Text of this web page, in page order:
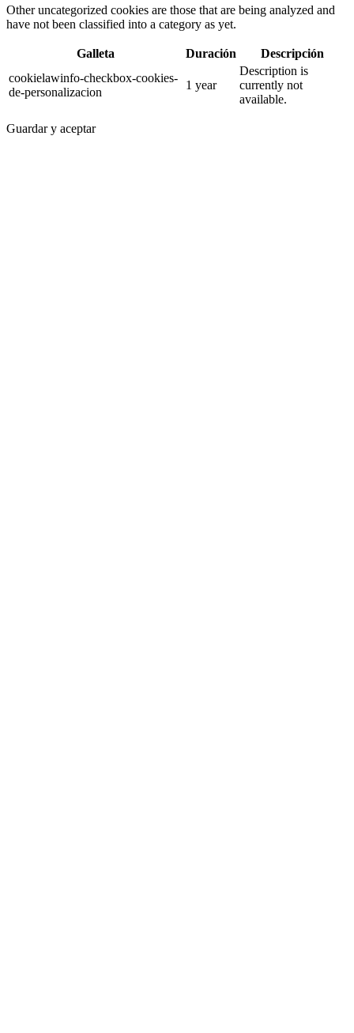
Other uncategorized cookies are those that are being analyzed and
have not been classified into a category as yet.
Galleta Duración
Descripción
cookielawinfo-checkbox-cookies-
de-personalizacion
1 year
Description is
currently not
available.
Guardar y aceptar